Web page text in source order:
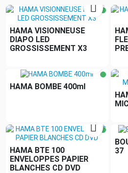

HAMA VISIONNEUSE
DIAPO LED
GROSSISSEMENT X3
HAMA BOMBE 400ml

HAMA BTE 100
ENVELOPPES PAPIER
BLANCHES CD DVD
37